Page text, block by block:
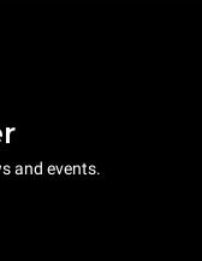
and events.